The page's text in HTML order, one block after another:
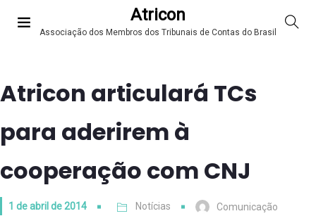
Atricon
Associação dos Membros dos Tribunais de Contas do Brasil
Atricon articulará TCs
para aderirem à
cooperação com CNJ
1 de abril de 2014 Notícias Comunicação